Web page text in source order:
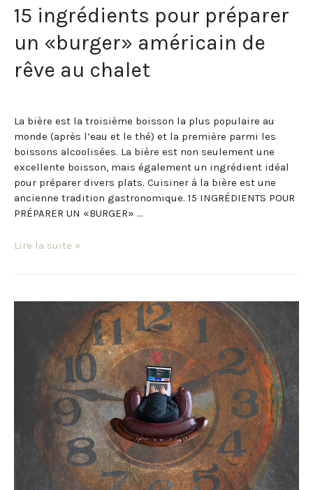
15 ingrédients pour préparer
un «burger» américain de
rêve au chalet
La bière est la troisième boisson la plus populaire au
monde (après l’eau et le thé) et la première parmi les
boissons alcoolisées. La bière est non seulement une
excellente boisson, mais également un ingrédient idéal
pour préparer divers plats. Cuisiner à la bière est une
ancienne tradition gastronomique. 15 INGRÉDIENTS POUR
PRÉPARER UN «BURGER» …
Lire la suite »